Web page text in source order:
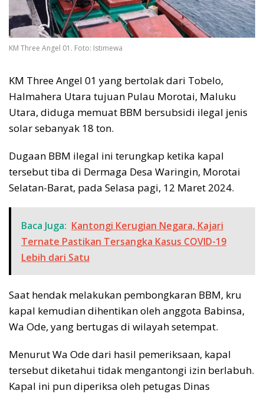
KM Three Angel 01. Foto: Istimewa
KM Three Angel 01 yang bertolak dari Tobelo,
Halmahera Utara tujuan Pulau Morotai, Maluku
Utara, diduga memuat BBM bersubsidi ilegal jenis
solar sebanyak 18 ton.
Dugaan BBM ilegal ini terungkap ketika kapal
tersebut tiba di Dermaga Desa Waringin, Morotai
Selatan-Barat, pada Selasa pagi, 12 Maret 2024.
Baca Juga: Kantongi Kerugian Negara, Kajari
Ternate Pastikan Tersangka Kasus COVID-19
Lebih dari Satu
Saat hendak melakukan pembongkaran BBM, kru
kapal kemudian dihentikan oleh anggota Babinsa,
Wa Ode, yang bertugas di wilayah setempat.
Menurut Wa Ode dari hasil pemeriksaan, kapal
tersebut diketahui tidak mengantongi izin berlabuh.
Kapal ini pun diperiksa oleh petugas Dinas